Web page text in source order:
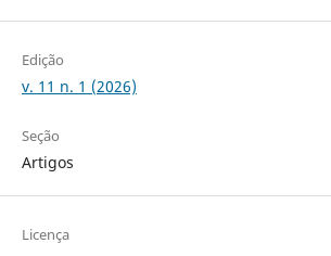
Edição
v. 11 n. 1 (2026)
Seção
Artigos
Licença